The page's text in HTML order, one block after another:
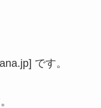
です。